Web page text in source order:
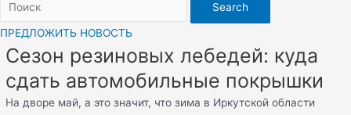
Search
ПРЕДЛОЖИТЬ НОВОСТЬ
Сезон резиновых лебедей: куда
сдать автомобильные покрышки
На дворе май, а это значит, что зима в Иркутской области